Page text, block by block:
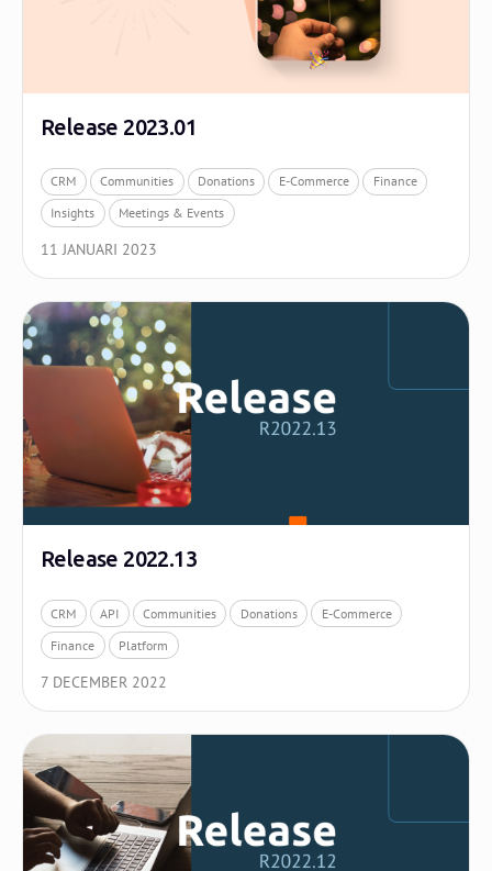
Release 2023.01
CRM Communities Donations E-Commerce
Finance
Insights
Meetings & Events
11 JANUARI 2023
Release 2022.13
CRM API Communities Donations
E-Commerce
Finance
Platform
7 DECEMBER 2022